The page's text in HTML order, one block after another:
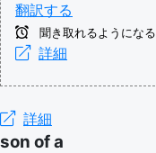
翻訳する
聞き取れるようになる
詳細
詳細
son of a